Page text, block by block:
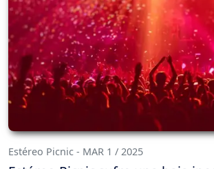
Estéreo Picnic - MAR 1 / 2025